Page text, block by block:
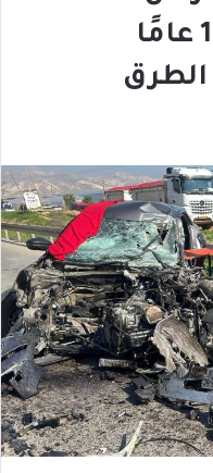
سائقًا جديدًا بعمر 17 عامًا